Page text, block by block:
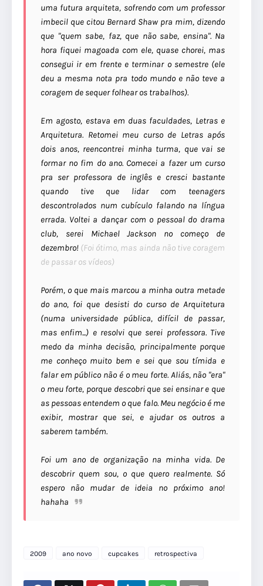
uma futura arquiteta, sofrendo com um professor
imbecil que citou Bernard Shaw pra mim, dizendo
que "quem sabe, faz, que não sabe, ensina". Na
hora fiquei magoada com ele, quase chorei, mas
consegui ir em frente e terminar o semestre (ele
deu a mesma nota pra todo mundo e não teve a
coragem de sequer folhear os trabalhos).
Em agosto, estava em duas faculdades, Letras e
Arquitetura. Retomei meu curso de Letras após
dois anos, reencontrei minha turma, que vai se
formar no fim do ano. Comecei a fazer um curso
pra ser professora de inglês e cresci bastante
quando tive que lidar com teenagers
descontrolados num cubículo falando na língua
errada. Voltei a dançar com o pessoal do drama
club, serei Michael Jackson no começo de
dezembro! (Foi ótimo, mas ainda não tive coragem
de passar os vídeos)
Porém, o que mais marcou a minha outra metade
do ano, foi que desisti do curso de Arquitetura
(numa universidade pública, difícil de passar,
mas enfim...) e resolvi que serei professora. Tive
medo da minha decisão, principalmente porque
me conheço muito bem e sei que sou tímida e
falar em público não é o meu forte. Aliás, não "era"
o meu forte, porque descobri que sei ensinar e que
as pessoas entendem o que falo. Meu negócio é me
exibir, mostrar que sei, e ajudar os outros a
saberem também.
Foi um ano de organização na minha vida. De
descobrir quem sou, o que quero realmente. Só
espero não mudar de ideia no próximo ano!
hahaha
2009 ano novo cupcakes retrospectiva